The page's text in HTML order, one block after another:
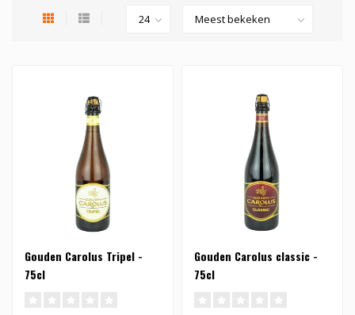
Gouden Carolus Tripel -
75cl
Gouden Carolus classic -
75cl